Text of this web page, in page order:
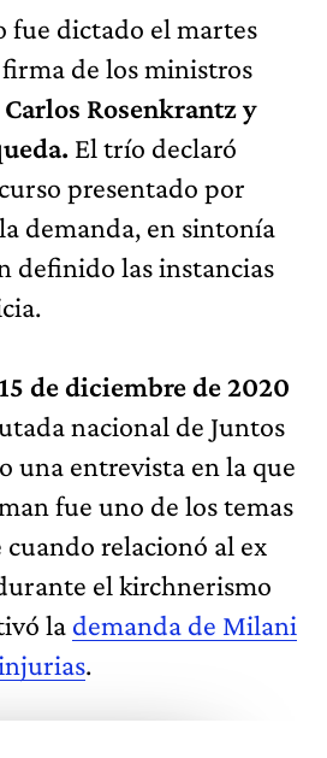
fue dictado el martes
de los ministros
Rosenkrantz y
El trío declaró
presentado por
demanda, en sintonía
definido las instancias
de diciembre de 2020
nacional de Juntos
una entrevista en la que
fue uno de los temas
relacionó al ex
el kirchnerismo
la demanda de Milani
.